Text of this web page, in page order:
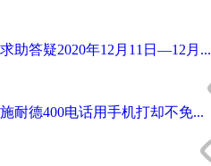
求助答疑2020年12月11日—12月...
施耐德400电话用手机打却不免...